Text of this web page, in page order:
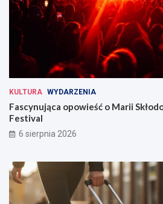
KULTURA WYDARZENIA
Fascynująca opowieść o Marii
Festival
6 sierpnia 2026